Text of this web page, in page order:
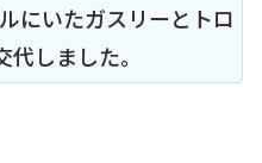
にいたガスリーとトロ
しました。